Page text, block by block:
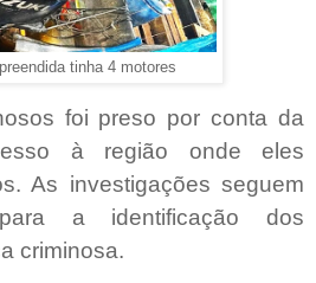
tinha 4 motores
foi preso por conta da
à região onde eles
As investigações seguem
a identificação dos
criminosa.